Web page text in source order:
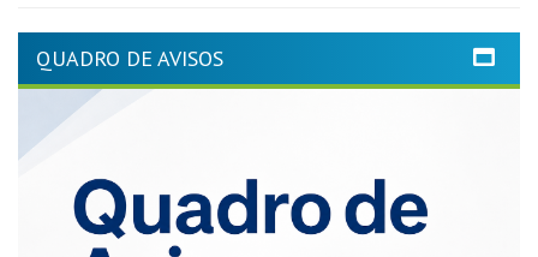
QUADRO DE AVISOS